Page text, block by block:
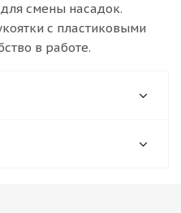
смены насадок.
с пластиковыми
в работе.